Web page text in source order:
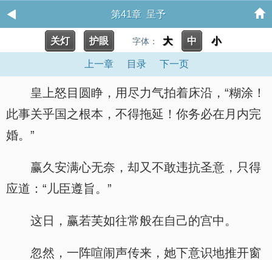
第41章 呈予
关灯 护眼 字体： 大 中 小
上一章 目录 下一页
皇上怒目圆睁，用尽力气拍着床沿，“糊涂！
此事关乎国之根本，不得拖延！你务必在月内完
婚。”
赢久安满心无奈，却又不敢违抗圣意，只得
应道：“儿臣遵旨。”
这日，赢若芙如往常般在自己的宫中。
忽然，一阵喧闹声传来，她下意识地推开窗